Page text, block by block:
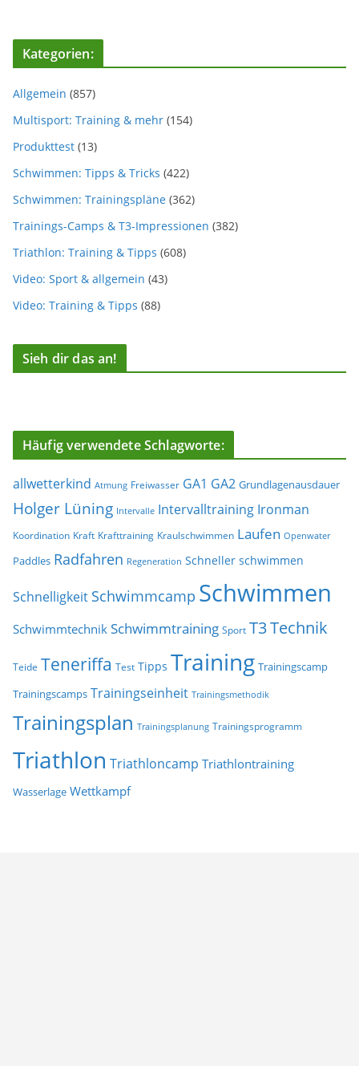
Kategorien:
Allgemein (857)
Multisport: Training & mehr (154)
Produkttest (13)
Schwimmen: Tipps & Tricks (422)
Schwimmen: Trainingspläne (362)
Trainings-Camps & T3-Impressionen (382)
Triathlon: Training & Tipps (608)
Video: Sport & allgemein (43)
Video: Training & Tipps (88)
Sieh dir das an!
Häufig verwendete Schlagworte:
allwetterkind Atmung Freiwasser GA1 GA2 Grundlagenausdauer
Holger Lüning Intervalle Intervalltraining Ironman
Koordination Kraft Krafttraining Kraulschwimmen Laufen Openwater
Paddles Radfahren Regeneration Schneller schwimmen
Schnelligkeit Schwimmcamp Schwimmen
Schwimmtechnik Schwimmtraining Sport T3Technik
Teide Teneriffa Test Tipps Training Trainingscamp
Trainingscamps Trainingseinheit Trainingsmethodik
Trainingsplan Trainingsplanung Trainingsprogramm
Triathlon Triathloncamp Triathlontraining
Wasserlage Wettkampf